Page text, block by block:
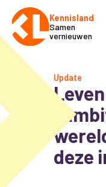
Kennisland
Samen
vernieuwen
Update
deze